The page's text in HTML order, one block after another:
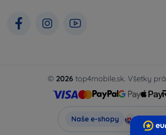
© 2026 top4mobile.sk. Všetky
Naše e-shopy